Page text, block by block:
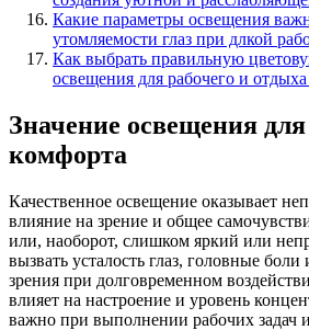
Какие параметры освещения
утомляемости глаз при длкой
Как выбрать правильную
освещения для рабочего и отдыха
Значение освещения
комфорта
Качественное освещение оказывает
влияние на зрение и общее
или, наоборот, слишком яркий или
вызвать усталость глаз, головные
зрения при долговременном
влияет на настроение и уровень
важно при выполнении рабочих задач